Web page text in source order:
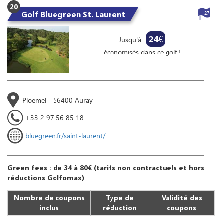
20
Golf Bluegreen St. Laurent
Jusqu'à 24€
économisés dans ce golf !
27
Ploemel - 56400 Auray
+33 2 97 56 85 18
bluegreen.fr/saint-laurent/
Green fees : de 34 à 80€ (tarifs non contractuels et hors
réductions Golfomax)
Nombre de coupons
inclus
Type de
réduction
Validité des
coupons